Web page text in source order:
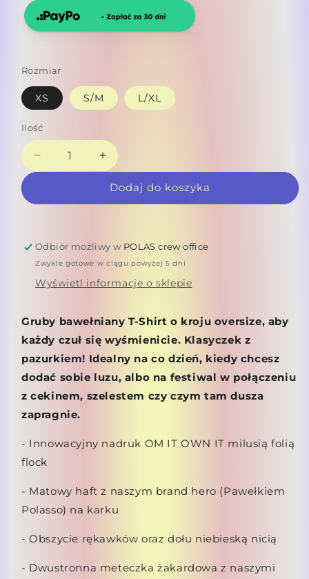
Rozmiar
XS S/M L/XL
Ilość
Zmniejsz
ilość
T-
IT
OWN
IT
Zwiększ
ilość
dla
T-
IT
OWN
Dodaj do koszyka
Odbiór możliwy w POLAS crew office
Zwykle gotowe w ciągu powyżej 5 dni
Wyświetl informacje o sklepie
Gruby bawełniany T-Shirt o kroju oversize, aby
każdy czuł się wyśmienicie. Klasyczek z
pazurkiem! Idealny na co dzień, kiedy chcesz
dodać sobie luzu, albo na festiwal w połączeniu
z cekinem, szelestem czy czym tam dusza
zapragnie.
- Innowacyjny nadruk OM IT OWN IT milusią folią
flock
- Matowy haft z naszym brand hero (Pawełkiem
Polasso) na karku
- Obszycie rękawków oraz dołu niebieską nicią
- Dwustronna meteczka żakardowa z naszymi